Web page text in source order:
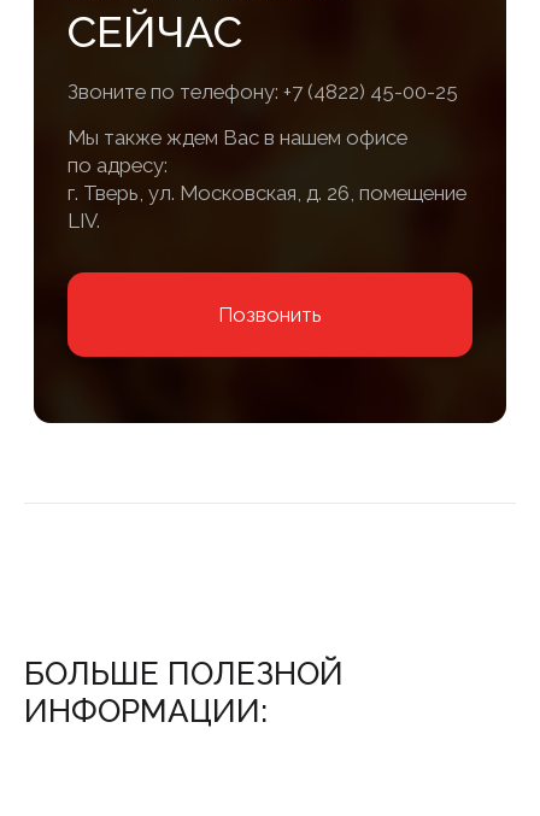
БОЛЬШЕ ПОЛЕЗНОЙ
ИНФОРМАЦИИ: